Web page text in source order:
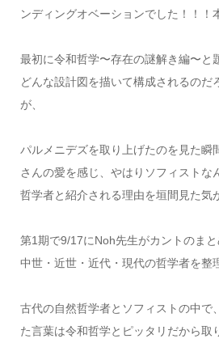
ンディングオベーションでした！！！
最初に令和哲学〜存在の謎解き編〜と
どんな設計図を描いて構成されるのだ
が、
パルメニデズを取り上げたのを見た瞬
さんの愛を感じ、やはりソフィストな
哲学者と紹介される理由を垣間見た気
第1期で9/17にNoh先生がカントのまと
中世・近世・近代・現代の哲学者を整
古代の自然哲学者とソフィストの中で
た言葉は令和哲学とピッタリだから取